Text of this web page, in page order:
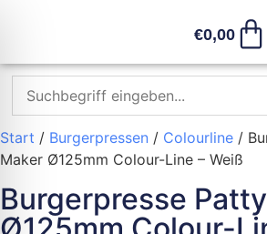
€0,00
Start / Burgerpressen / Colourline /
Maker Ø125mm Colour-Line – Weiß
Burgerpresse